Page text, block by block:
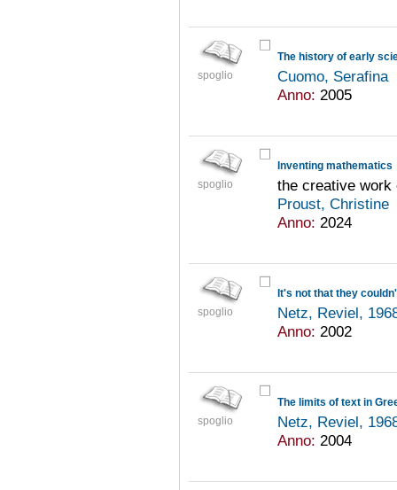
spoglio
The history of early
Cuomo, Serafina
Anno: 2005
spoglio
Inventing mathematics
the creative work
Proust, Christine
Anno: 2024
spoglio
It's not that they
Netz, Reviel,
Anno: 2002
spoglio
The limits of text in
Netz, Reviel,
Anno: 2004